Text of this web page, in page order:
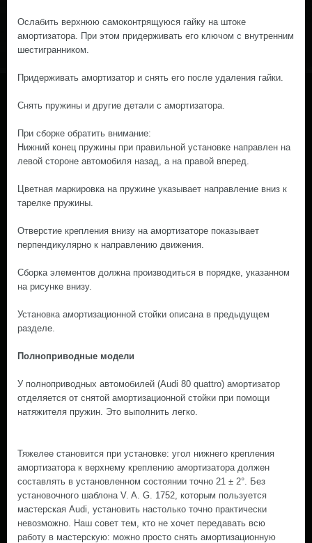
Ослабить верхнюю самоконтрящуюся гайку на штоке
амортизатора. При этом придерживать его ключом с внутренним
шестигранником.
Придерживать амортизатор и снять его после удаления гайки.
Снять пружины и другие детали с амортизатора.
При сборке обратить внимание:
Нижний конец пружины при правильной установке направлен на
левой стороне автомобиля назад, а на правой вперед.
Цветная маркировка на пружине указывает направление вниз к
тарелке пружины.
Отверстие крепления внизу на амортизаторе показывает
перпендикулярно к направлению движения.
Сборка элементов должна производиться в порядке, указанном
на рисунке внизу.
Установка амортизационной стойки описана в предыдущем
разделе.
Полноприводные модели
У полноприводных автомобилей (Audi 80 quattro) амортизатор
отделяется от снятой амортизационной стойки при помощи
натяжителя пружин. Это выполнить легко.
Тяжелее становится при установке: угол нижнего крепления
амортизатора к верхнему креплению амортизатора должен
составлять в установленном состоянии точно 21 ± 2°. Без
установочного шаблона V. A. G. 1752, которым пользуется
мастерская Audi, установить настолько точно практически
невозможно. Наш совет тем, кто не хочет передавать всю
работу в мастерскую: можно просто снять амортизационную